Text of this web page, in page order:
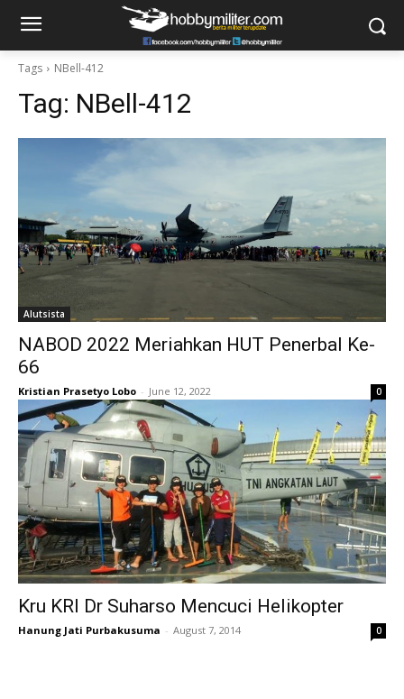
Tags NBell-412
Tag: NBell-412
Alutsista
NABOD 2022 Meriahkan HUT Penerbal Ke-
66
Kristian Prasetyo Lobo - June 12, 2022 0
Kru KRI Dr Suharso Mencuci Helikopter
Hanung Jati Purbakusuma - August 7, 2014 0